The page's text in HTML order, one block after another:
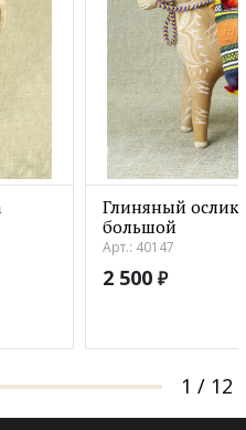
Глиняный ослик
большой
Арт.: 40147
2 500 ₽
1 / 12